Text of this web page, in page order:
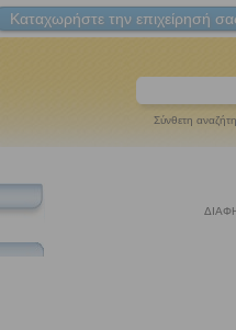
Καταχωρήστε την επιχείρησή
Σύνθετη